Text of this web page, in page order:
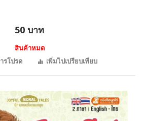
50 บาท
สินค้าหมด
รโปรด
เพิ่มไปเปรียบเทียบ